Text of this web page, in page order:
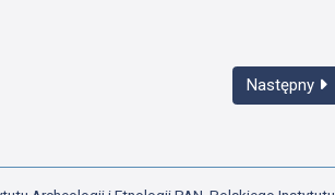
Następny